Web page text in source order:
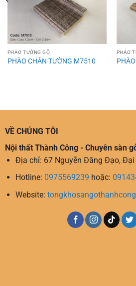
PHÀO TƯỜNG GỖ
PHÀO CHÂN TƯỜNG M7510
PHÀO
VỀ CHÚNG TÔI
Nội thất Thành Công - Chuyên sàn
Địa chỉ: 67 Nguyễn Đăng Đạo, Đại
Hotline: 0975569239 hoặc:
Website: